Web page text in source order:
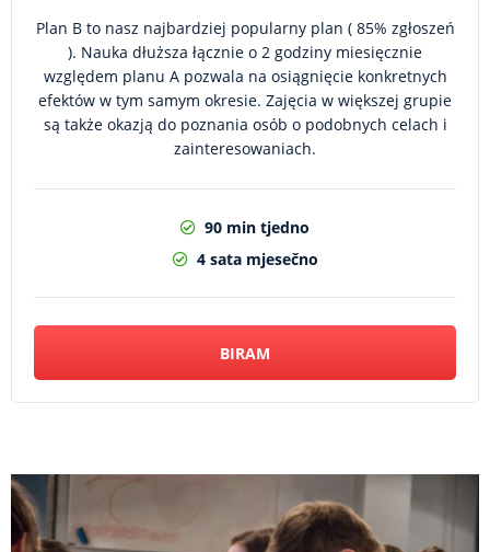
Plan B to nasz najbardziej popularny plan ( 85% zgłoszeń
). Nauka dłuższa łącznie o 2 godziny miesięcznie
względem planu A pozwala na osiągnięcie konkretnych
efektów w tym samym okresie. Zajęcia w większej grupie
są także okazją do poznania osób o podobnych celach i
zainteresowaniach.
90 min tjedno
4 sata mjesečno
BIRAM